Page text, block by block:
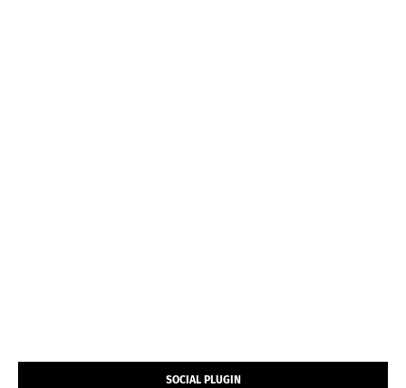
SOCIAL PLUGIN